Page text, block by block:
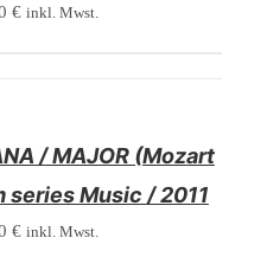
€ inkl. Mwst.
/ MAJOR (Mozart
series Music / 2011
€ inkl. Mwst.